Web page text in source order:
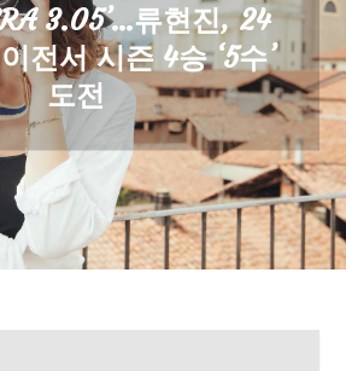
3.05’…류현진, 24
전서 시즌 4승 ‘5수’
도전